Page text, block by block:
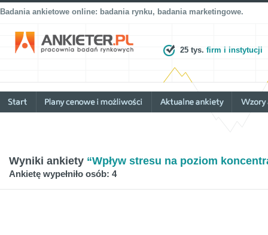
Badania ankietowe online: badania rynku, badania marketingowe.
25 tys. firm i instytucji
Wyniki ankiety “Wpływ stresu na poziom
Ankietę wypełniło osób: 4